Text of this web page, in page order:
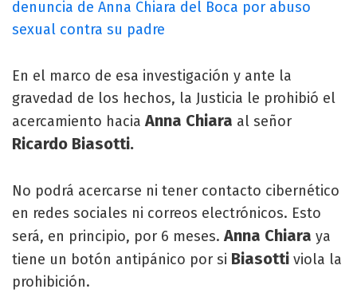
denuncia de Anna Chiara del Boca por abuso
sexual contra su padre
En el marco de esa investigación y ante la
gravedad de los hechos, la Justicia le prohibió el
acercamiento haciaAnna Chiara al señor
Ricardo Biasotti.
No podrá acercarse ni tener contacto cibernético
en redes sociales ni correos electrónicos. Esto
será, en principio, por 6 meses. Anna Chiara ya
tiene un botón antipánico por si Biasotti viola la
prohibición.